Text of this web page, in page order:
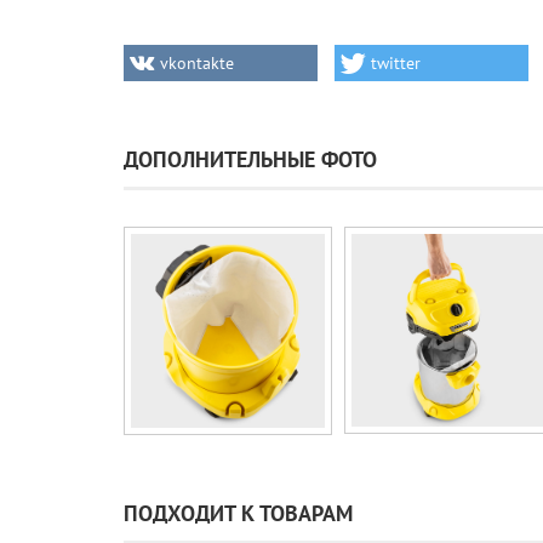
vkontakte twitter
ДОПОЛНИТЕЛЬНЫЕ ФОТО
ПОДХОДИТ К ТОВАРАМ